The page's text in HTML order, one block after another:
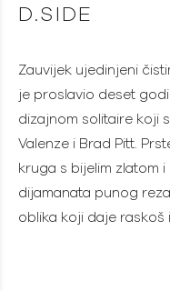
D.SIDE
Zauvijek ujedinjeni
je proslavio deset
dizajnom solitaire koji
Valenze i Brad Pitt.
kruga s bijelim zlatom
dijamanata punog
oblika koji daje raskoš